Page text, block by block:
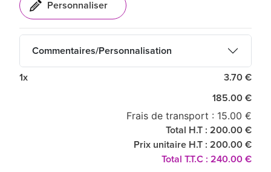
Commentaires/Personnalisation
1x 3.70 €
185.00 €
Frais de transport : 15.00 €
Total H.T : 200.00 €
Prix unitaire H.T : 200.00 €
Total T.T.C : 240.00 €